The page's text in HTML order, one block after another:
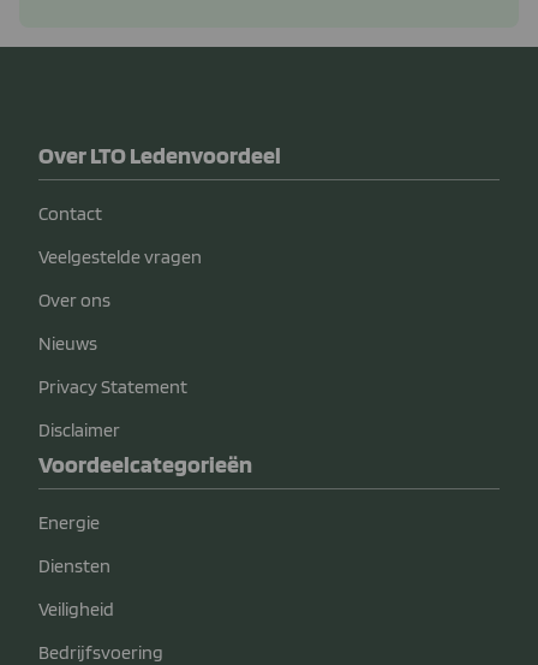
Over LTO Ledenvoordeel
Contact
Veelgestelde vragen
Over ons
Nieuws
Privacy Statement
Disclaimer
Voordeelcategorieën
Energie
Diensten
Veiligheid
Bedrijfsvoering